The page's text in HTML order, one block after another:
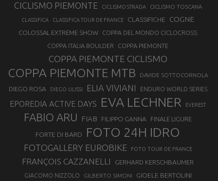
CICLISMO PIEMONTE CICLISMO STRADA CICLISMO TOSCANA
CLASSIFICA CLASSIFICA TOUR DE FRANCE CLASSIFICHE COGNE
COLOSSAL EXTREME SHOW
COPPA DEL MONDO CICLOCROSS
COPPA ITALIA BOULDER
COPPA PIEMONTE
COPPA PIEMONTE CICLISMO
COPPA PIEMONTE MTB DAVIDE SOTTOCORNOLA
DIEGO ROSA DIEGO ULISSI ELIA VIVIANI ENDURO WORLD SERIES
EPOREDIA ACTIVE DAYS EVA LECHNER EVEREST
FABIO ARU FIAB FILIPPO GANNA FINALE LIGURE
FORTE DI BARD FOTO 24H IDRO
FOTOGALLERY EUROBIKE FOTO TOUR DE FRANCE
FRANÇOIS CAZZANELLI GERHARD KERSCHBAUMER
GIACOMO NIZZOLO GILBERTO SIMONI GIOELE BERTOLINI